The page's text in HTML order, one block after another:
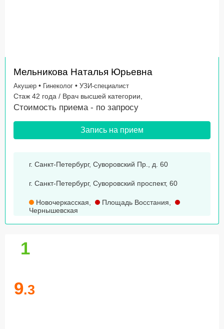
Мельникова Наталья Юрьевна
Акушер • Гинеколог • УЗИ-специалист
Стаж 42 года / Врач высшей категории,
Стоимость приема - по запросу
Запись на прием
г. Санкт-Петербург, Суворовский Пр., д. 60
г. Санкт-Петербург, Суворовский проспект, 60
Новочеркасская, Площадь Восстания,
Чернышевская
1
9.3